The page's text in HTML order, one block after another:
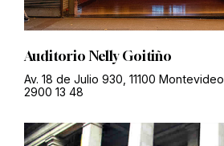
Auditorio Nelly Goitiño
Av. 18 de Julio 930, 11100 Montevideo
2900 13 48